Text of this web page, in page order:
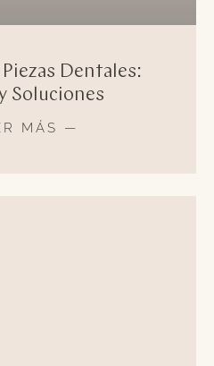
Piezas Dentales:
Soluciones
MÁS —